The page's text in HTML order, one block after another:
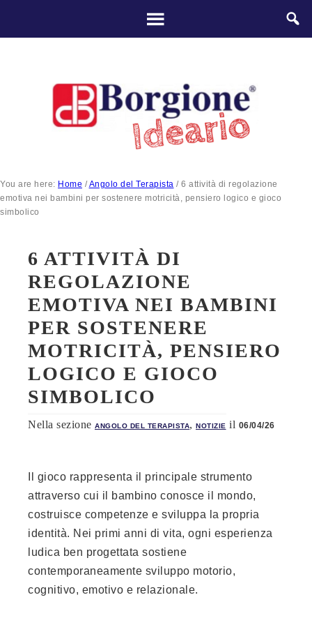
You are here: Home / Angolo del Terapista /6 attività di regolazione
emotiva nei bambini per sostenere motricità, pensiero logico e gioco
simbolico
6 ATTIVITÀ DI
REGOLAZIONE
EMOTIVA NEI BAMBINI
PER SOSTENERE
MOTRICITÀ, PENSIERO
LOGICO E GIOCO
SIMBOLICO
Nella sezione ANGOLO DEL TERAPISTA, NOTIZIE il 06/04/26
Il gioco rappresenta il principale strumento
attraverso cui il bambino conosce il mondo,
costruisce competenze e sviluppa la propria
identità. Nei primi anni di vita, ogni esperienza
ludica ben progettata sostiene
contemporaneamente sviluppo motorio,
cognitivo, emotivo e relazionale.